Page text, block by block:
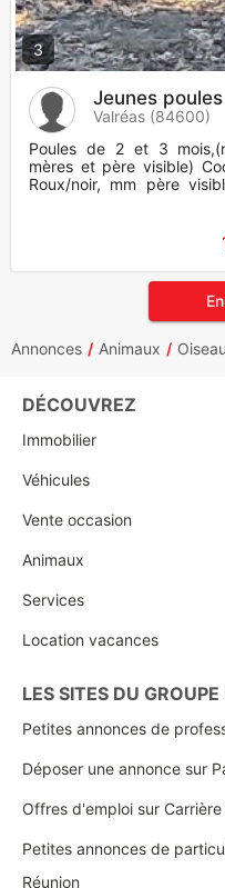
3
Jeunes
Valréas (84600)
Poules de 2 et 3
mères et père visible)
Roux/noir, mm père
Annonces Animaux
DÉCOUVREZ
Immobilier
Véhicules
Vente occasion
Animaux
Services
Location vacances
LES SITES DU
Petites annonces de
Déposer une annonce sur
Offres d'emploi sur Carrière
Petites annonces de
Réunion